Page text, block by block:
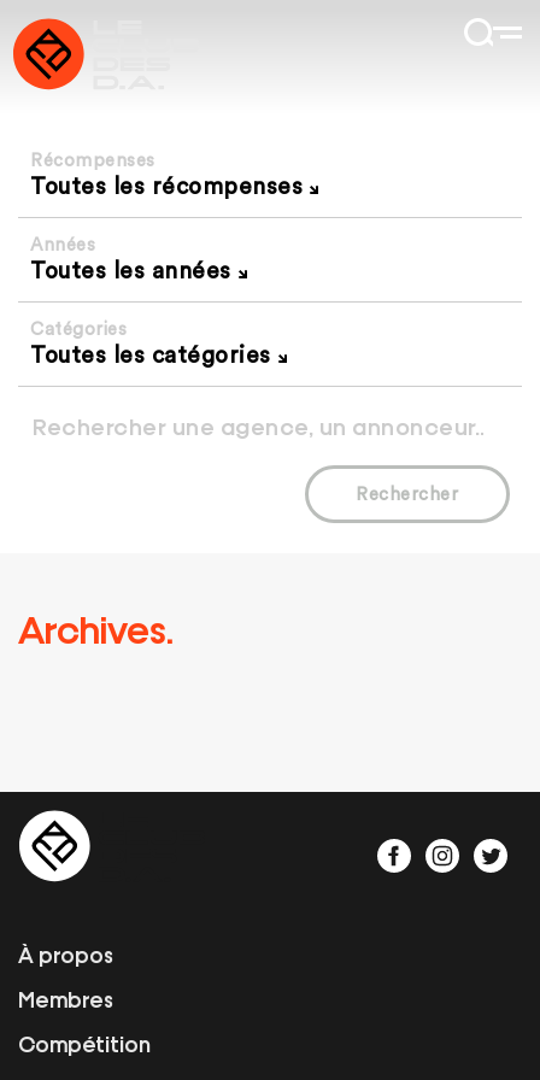
Récompenses
Toutes les récompenses
Années
Toutes les années
Catégories
Toutes les catégories
Rechercher
Archives.
À propos
Membres
Compétition